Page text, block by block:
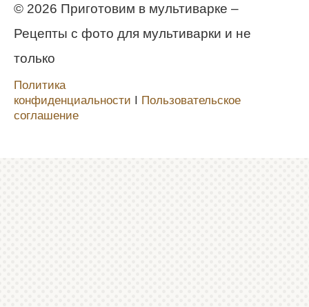
© 2026 Приготовим в мультиварке –
Рецепты с фото для мультиварки и не
только
Политика
конфиденциальности Ι Пользовательское
соглашение